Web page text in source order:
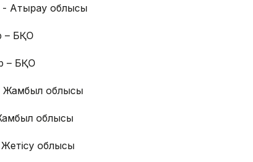
- Атырау облысы
– БҚО
– БҚО
Жамбыл облысы
облысы
облысы